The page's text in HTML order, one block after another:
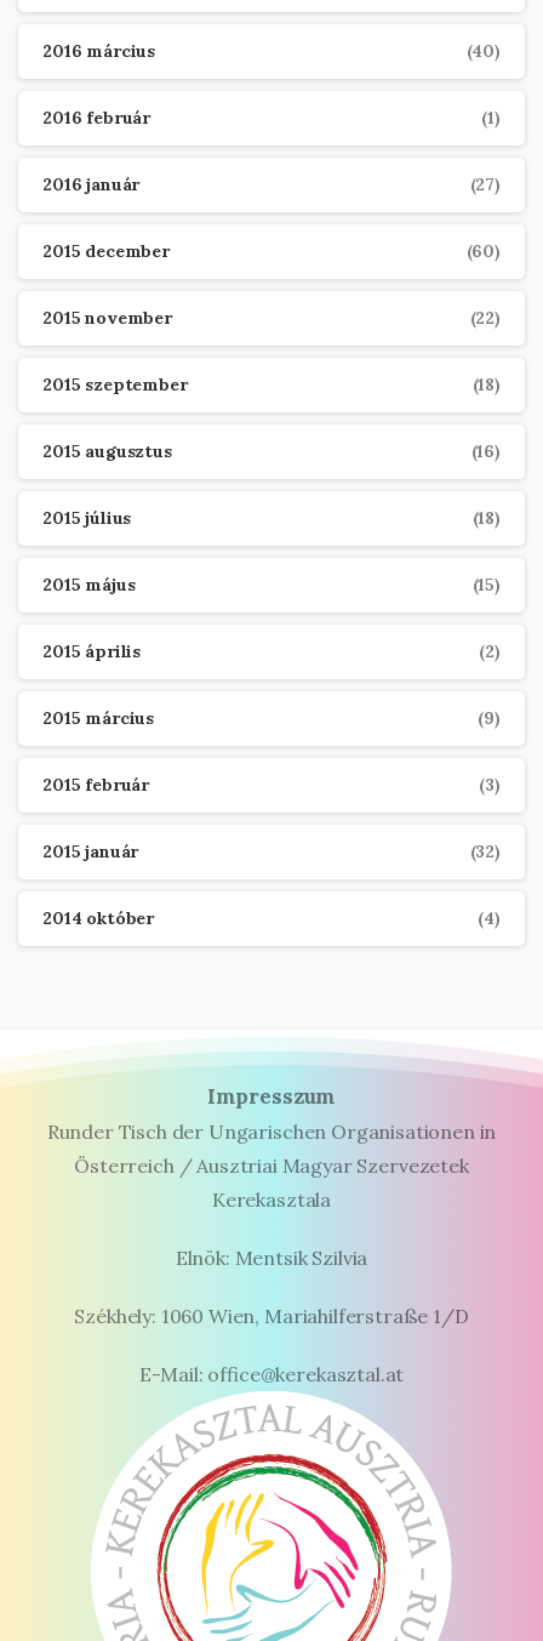
2016 március (40)
2016 február (1)
2016 január (27)
2015 december (60)
2015 november (22)
2015 szeptember (18)
2015 augusztus (16)
2015 július (18)
2015 május (15)
2015 április (2)
2015 március (9)
2015 február (3)
2015 január (32)
2014 október (4)
Impresszum
Runder Tisch der Ungarischen Organisationen in
Österreich / Ausztriai Magyar Szervezetek
Kerekasztala
Elnök: Mentsik Szilvia
Székhely: 1060 Wien, Mariahilferstraße 1/D
E-Mail: office@kerekasztal.at